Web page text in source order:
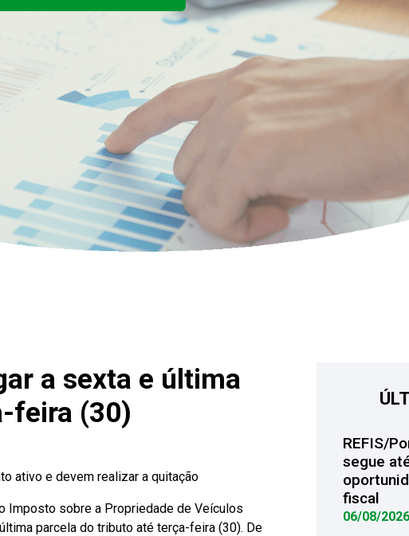
a sexta e última
feira (30)
ativo e devem realizar a quitação
Imposto sobre a Propriedade de Veículos
parcela do tributo até terça-feira (30). De
REFIS/
segue
fiscal
06/08/2026